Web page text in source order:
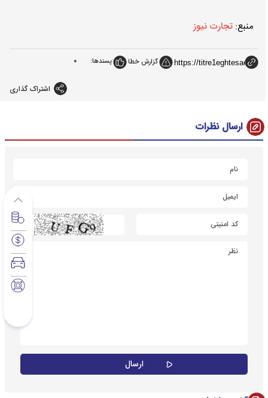
منبع: تجارت نیوز
گزارش خطا پسندها: 0
اشتراک گذاری
ارسال نظرات